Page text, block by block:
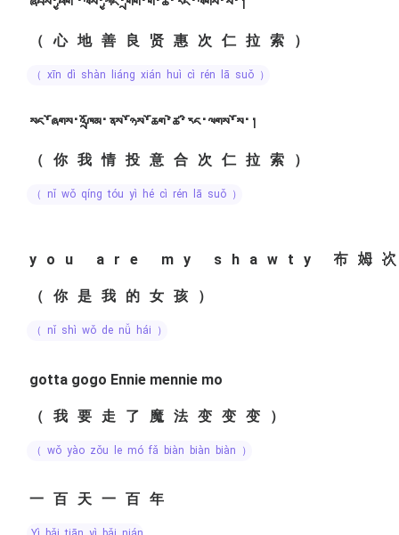
ཞབས་ཕྱག ་ལས་ཀྱང་གྲག་ག་ཚེ་རིང་ལགས་སོ་།
（心地善良贤惠次仁拉索）
（ xīn dì shàn liáng xián huì cì rén lā suǒ ）
སང་ཞོགས་འཁྲོམ་ནས་ཉོས་ཆོག་ཚེ་རིང་ལགས་སོ་།
（你我情投意合次仁拉索）
（ nǐ wǒ qíng tóu yì hé cì rén lā suǒ ）
you are my shawty 布姆次
（你是我的女孩）
（ nǐ shì wǒ de nǚ hái ）
gotta gogo Ennie mennie mo
（我要走了魔法变变变）
（ wǒ yào zǒu le mó fǎ biàn biàn biàn ）
一百天一百年